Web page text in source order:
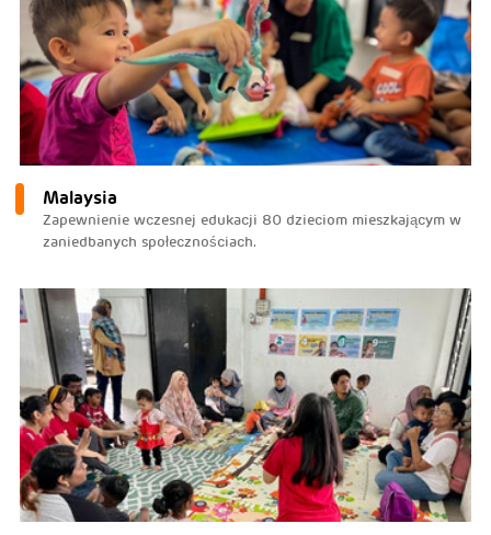
Malaysia
Zapewnienie wczesnej edukacji 80 dzieciom mieszkającym w
zaniedbanych społecznościach.